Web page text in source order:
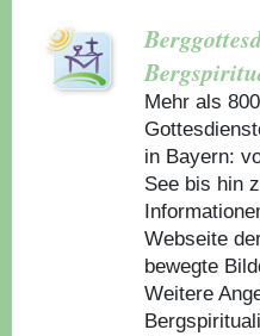
Mehr als
in Bayern:
See bis hin
Webseite
bewegte
Weitere